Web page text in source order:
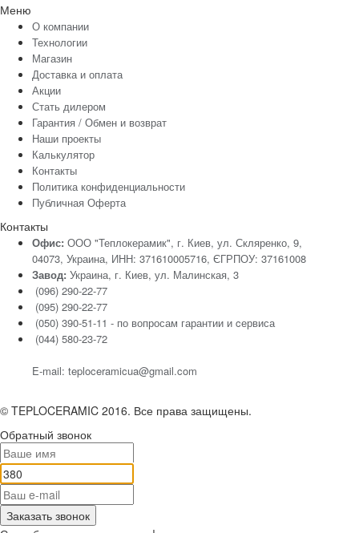
Меню
О компании
Технологии
Магазин
Доставка и оплата
Акции
Стать дилером
Гарантия / Обмен и возврат
Наши проекты
Калькулятор
Контакты
Политика конфиденциальности
Публичная Оферта
Контакты
Офис: ООО "Теплокерамик", г. Киев, ул. Скляренко, 9,
04073, Украина, ИНН: 371610005716, ЄГРПОУ: 37161008
Завод: Украина, г. Киев, ул. Малинская, 3
(096) 290-22-77
(095) 290-22-77
(050) 390-51-11 - по вопросам гарантии и cервиса
(044) 580-23-72
E-mail: teploceramicua@gmail.com
© TEPLOCERAMIC 2016. Все права защищены.
Обратный звонок
Заказать звонок